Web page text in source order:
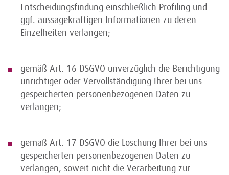
Entscheidungsfindung einschließlich Profiling und
ggf. aussagekräftigen Informationen zu deren
Einzelheiten verlangen;
gemäß Art. 16 DSGVO unverzüglich die Berichtigung
unrichtiger oder Vervollständigung Ihrer bei uns
gespeicherten personenbezogenen Daten zu
verlangen;
gemäß Art. 17 DSGVO die Löschung Ihrer bei uns
gespeicherten personenbezogenen Daten zu
verlangen, soweit nicht die Verarbeitung zur